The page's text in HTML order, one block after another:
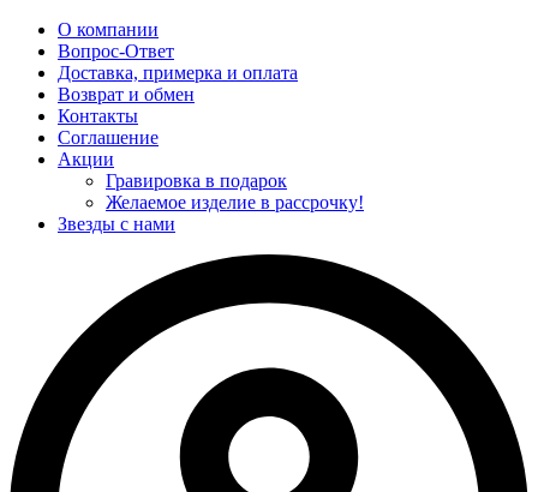
О компании
Вопрос-Ответ
Доставка, примерка и оплата
Возврат и обмен
Контакты
Соглашение
Акции
Гравировка в подарок
Желаемое изделие в рассрочку!
Звезды с нами